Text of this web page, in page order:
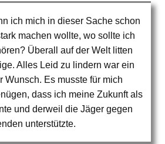
ich mich in dieser Sache schon
machen wollte, wo sollte ich
Überall auf der Welt litten
Alles Leid zu lindern war ein
Wunsch. Es musste für mich
dass ich meine Zukunft als
und derweil die Jäger gegen
unterstützte.